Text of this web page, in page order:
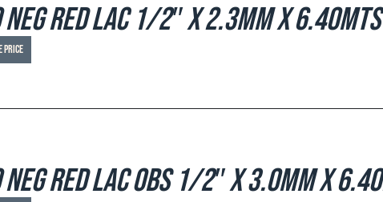
Neg Red LAC 1/2″ x 2.3mm x
price
Neg Red LAC OBS 1/2″ x 3.0mm x